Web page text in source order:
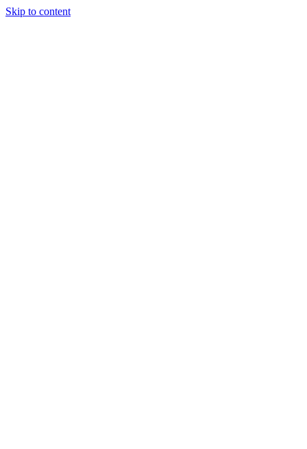
Skip to content